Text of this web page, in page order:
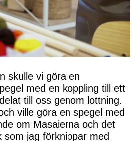
skulle vi göra en
med en koppling till ett
till oss genom lottning.
ville göra en spegel med
om Masaierna och det
som jag förknippar med